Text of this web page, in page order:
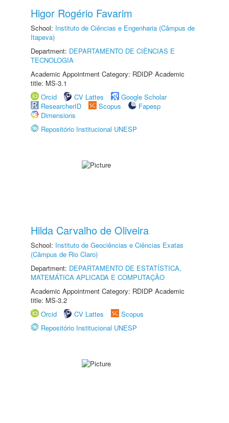
Higor Rogério Favarim
School: Instituto de Ciências e Engenharia (Câmpus de
Itapeva)
Department: DEPARTAMENTO DE CIÊNCIAS E
TECNOLOGIA
Academic Appointment Category: RDIDP Academic
title: MS-3.1
Orcid
CV Lattes
Google Scholar
ResearcherID
Scopus
Fapesp
Dimensions
Repositório Institucional UNESP
Hilda Carvalho de Oliveira
School: Instituto de Geociências e Ciências Exatas
(Câmpus de Rio Claro)
Department: DEPARTAMENTO DE ESTATÍSTICA,
MATEMÁTICA APLICADA E COMPUTAÇÃO
Academic Appointment Category: RDIDP Academic
title: MS-3.2
Orcid
CV Lattes
Scopus
Repositório Institucional UNESP